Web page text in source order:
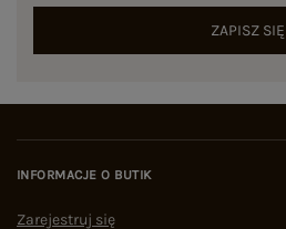
ZAPISZ SIĘ
INFORMACJE O BUTIK
Zarejestruj się